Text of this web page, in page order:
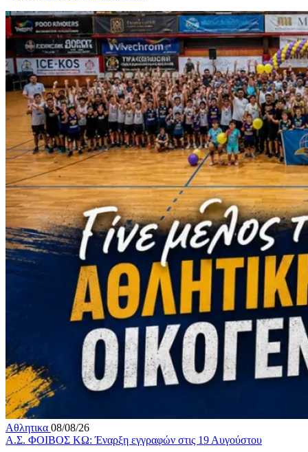
Αθλητικα 08/08/26
Α.Σ. ΦΟΙΒΟΣ ΚΩ: Έναρξη εγγραφών στις 19 Αυγούστου